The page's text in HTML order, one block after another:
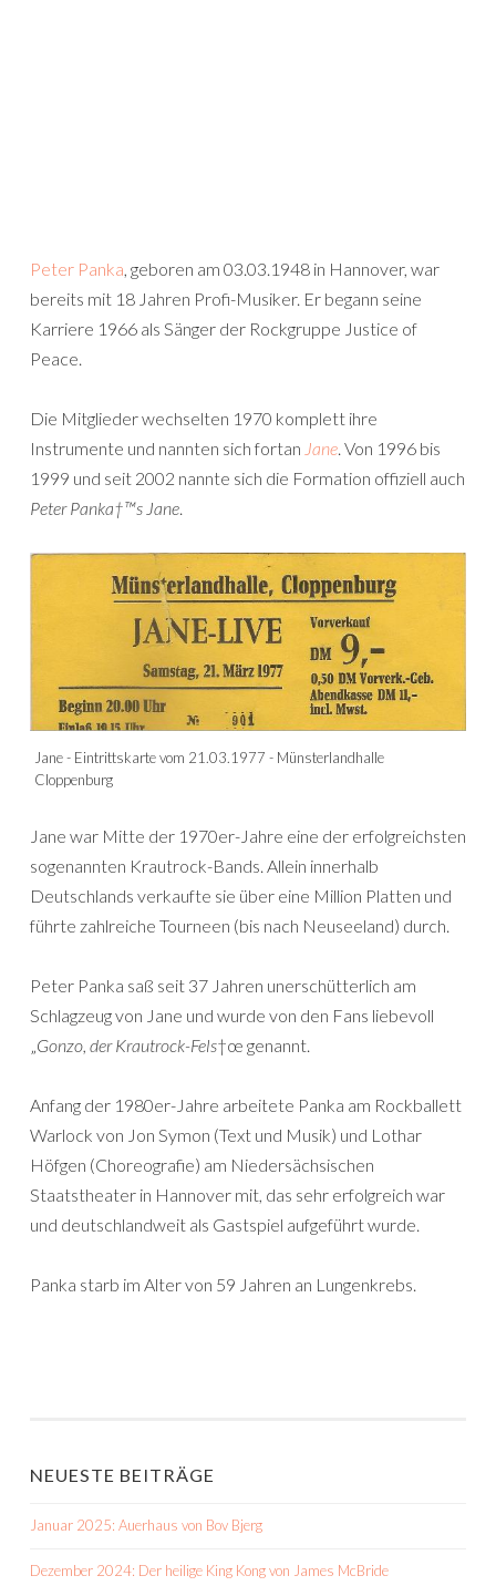
Peter Panka , geboren am 03.03.1948 in Hannover, war
bereits mit 18 Jahren Profi-Musiker. Er begann seine
Karriere 1966 als Sänger der Rockgruppe Justice of
Peace.
Die Mitglieder wechselten 1970 komplett ihre
Instrumente und nannten sich fortan Jane . Von 1996 bis
1999 und seit 2002 nannte sich die Formation offiziell auch
Peter Panka†™s Jane
Jane - Eintrittskarte vom 21.03.1977 - Münsterlandhalle
Cloppenburg
Jane war Mitte der 1970er-Jahre eine der erfolgreichsten
sogenannten Krautrock-Bands. Allein innerhalb
Deutschlands verkaufte sie über eine Million Platten und
führte zahlreiche Tourneen (bis nach Neuseeland) durch.
Peter Panka saß seit 37 Jahren unerschütterlich am
Schlagzeug von Jane und wurde von den Fans liebevoll
„Gonzo, der Krautrock-Fels†œ genannt.
Anfang der 1980er-Jahre arbeitete Panka am Rockballett
Warlock von Jon Symon (Text und Musik) und Lothar
Höfgen (Choreografie) am Niedersächsischen
Staatstheater in Hannover mit, das sehr erfolgreich war
und deutschlandweit als Gastspiel aufgeführt wurde.
Panka starb im Alter von 59 Jahren an Lungenkrebs.
NEUESTE BEITRÄGE
Januar 2025: Auerhaus von Bov Bjerg
Dezember 2024: Der heilige King Kong von James McBride